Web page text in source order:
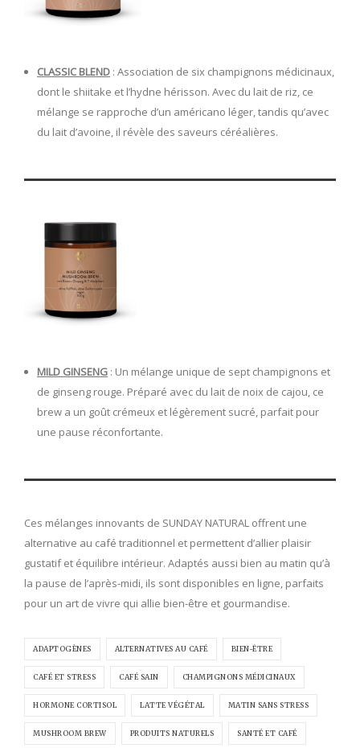
CLASSIC BLEND : Association de six champignons médicinaux,
dont le shiitake et l’hydne hérisson. Avec du lait de riz, ce
mélange se rapproche d’un américano léger, tandis qu’avec
du lait d’avoine, il révèle des saveurs céréalières.
MILD GINSENG : Un mélange unique de sept champignons et
de ginseng rouge. Préparé avec du lait de noix de cajou, ce
brew a un goût crémeux et légèrement sucré, parfait pour
une pause réconfortante.
Ces mélanges innovants de SUNDAY NATURAL offrent une
alternative au café traditionnel et permettent d’allier plaisir
gustatif et équilibre intérieur. Adaptés aussi bien au matin qu’à
la pause de l’après-midi, ils sont disponibles en ligne, parfaits
pour un art de vivre qui allie bien-être et gourmandise.
ADAPTOGÈNES ALTERNATIVES AU CAFÉ BIEN-ÊTRE
CAFÉ ET STRESS CAFÉ SAIN CHAMPIGNONS MÉDICINAUX
HORMONE CORTISOL LATTE VÉGÉTAL MATIN SANS STRESS
MUSHROOM BREW PRODUITS NATURELS SANTÉ ET CAFÉ